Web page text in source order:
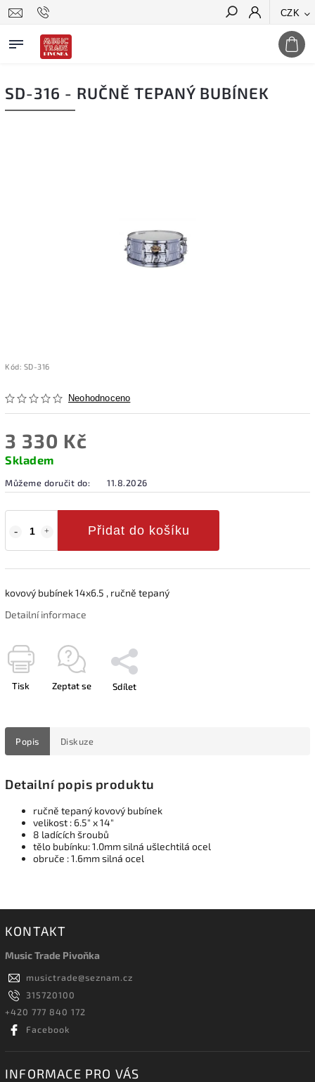
CZK
Hledat
SD-316 - RUČNĚ TEPANÝ BUBÍNEK
Kód: SD-316
Neohodnoceno
3 330 Kč
Skladem
Můžeme doručit do: 11.8.2026
Přidat do košíku
kovový bubínek 14x6.5 , ručně tepaný
Detailní informace
Tisk Zeptat se Sdílet
Popis Diskuze
Detailní popis produktu
ručně tepaný kovový bubínek
velikost : 6.5" x 14"
8 ladících šroubů
tělo bubínku: 1.0mm silná ušlechtilá ocel
obruče : 1.6mm silná ocel
KONTAKT
Music Trade Pivoňka
musictrade@seznam.cz
315720100
+420 777 840 172
Facebook
INFORMACE PRO VÁS